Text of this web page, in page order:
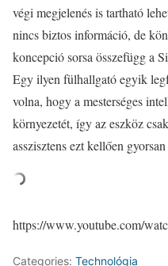
végi megjelenés is tartható
nincs biztos információ, de
koncepció sorsa összefügg a
Egy ilyen fülhallgató egyik
volna, hogy a mesterséges
környezetét, így az eszköz
asszisztens ezt kellően
https://www.youtube.com/
Categories: Technológia